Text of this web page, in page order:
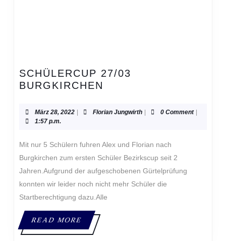
SCHÜLERCUP 27/03
BURGKIRCHEN
BURGKIRCHEN
März 28, 2022März
| Florian JungwirthFlorian
| 0 Comment |
1:57 p.m.
Mit nur 5 Schülern fuhren Alex und Florian nach
Burgkirchen zum ersten Schüler Bezirkscup seit 2
Jahren.Aufgrund der aufgeschobenen Gürtelprüfung
konnten wir leider noch nicht mehr Schüler die
Startberechtigung dazu.Alle
READ MOREREAD
MORE